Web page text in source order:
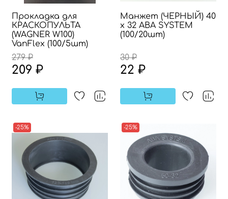
Прокладка для
КРАСКОПУЛЬТА
(WAGNER W100)
VanFlex (100/5шт)
279 ₽
209 ₽
Манжет (ЧЕРНЫЙ) 40
х 32 АВА SYSTEM
(100/20шт)
30 ₽
22 ₽
-25% -25%